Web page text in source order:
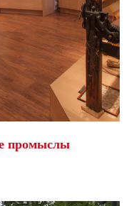
промыслы